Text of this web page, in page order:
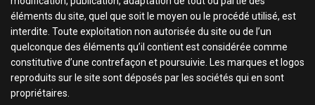
éléments du site, quel que soit le moyen ou le procédé utilisé, est
interdite. Toute exploitation non autorisée du site ou de l’un
quelconque des éléments qu’il contient est considérée comme
constitutive d’une contrefaçon et poursuivie. Les marques et logos
reproduits sur le site sont déposés par les sociétés qui en sont
propriétaires.